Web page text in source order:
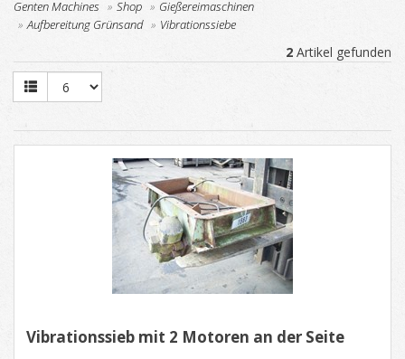
Genten Machines Shop
Gießereimaschinen
Aufbereitung Grünsand
Vibrationssiebe
2 Artikel gefunden
Vibrationssieb mit 2 Motoren an der Seite